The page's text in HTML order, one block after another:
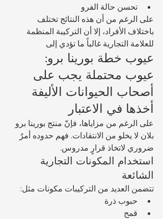
تحسن حالة الفرو
على الرغم من أن هذه النتائج تختلف
باختلاف الأفراد، إلا أن التركيبة المنظمة
للعلامة التجارية غالباً ما تؤدي إلى
عيوب خطة بورينا برو:
عيوب محتملة يجب على
أصحاب الحيوانات الأليفة
أخذها في الاعتبار
على الرغم من مزاياها، فإنّ منتج بورينا برو
بلان لا يخلو من الانتقادات. فهم حدوده أمرٌ
ضروري لاتخاذ قرارٍ مدروس.
استخدام المكونات التجارية
الشائعة
تتضمن العديد من التركيبات مكونات مثل:
حبوب ذرة
قمح